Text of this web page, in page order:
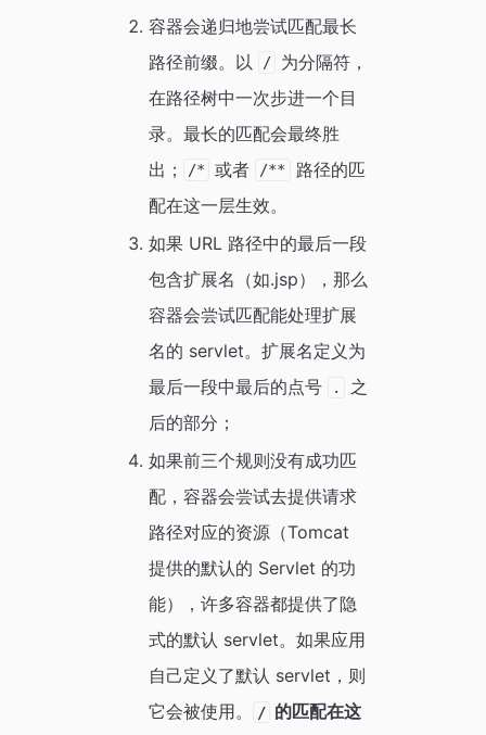
容器会递归地尝试匹配最长
路径前缀。以
/
为分隔符，
在路径树中一次步进一个目
录。最长的匹配会最终胜
出；
/* 或者 /**
路径的匹
配在这一层生效。
如果 URL 路径中的最后一段
包含扩展名（如.jsp），那么
容器会尝试匹配能处理扩展
名的 servlet。扩展名定义为
最后一段中最后的点号
.
之
后的部分；
如果前三个规则没有成功匹
配，容器会尝试去提供请求
路径对应的资源（Tomcat
提供的默认的 Servlet 的功
能），许多容器都提供了隐
式的默认 servlet。如果应用
自己定义了默认 servlet，则
它会被使用。
/ 的匹配在这